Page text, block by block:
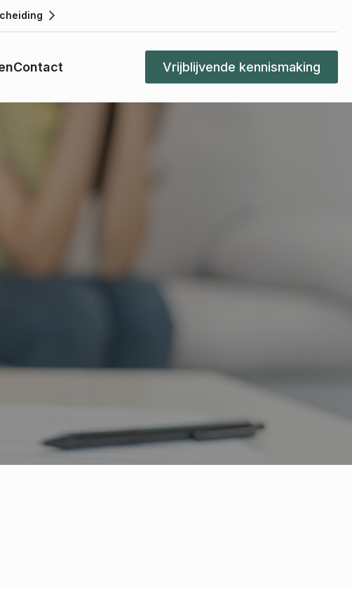
Contact Vrijblijvende kennismaking